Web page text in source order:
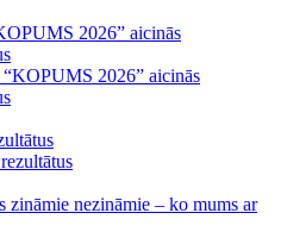
2026” aicinās
nezināmie – ko mums ar